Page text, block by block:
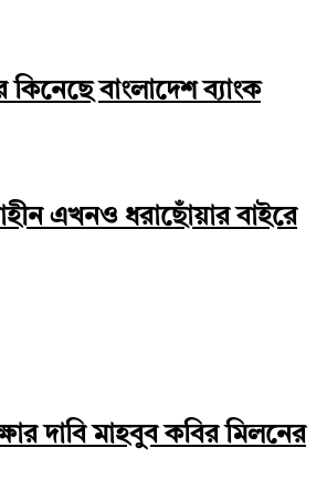
বাংলাদেশ ব্যাংক
এখনও ধরাছোঁয়ার বাইরে
দাবি মাহবুব কবির মিলনের